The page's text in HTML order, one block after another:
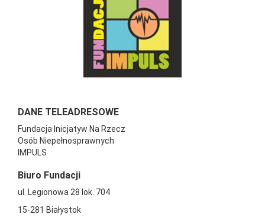
DANE TELEADRESOWE
Fundacja Inicjatyw Na Rzecz
Osób Niepełnosprawnych
IMPULS
Biuro Fundacji
ul. Legionowa 28 lok. 704
15-281 Białystok